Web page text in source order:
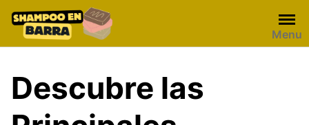
content
Menu
Descubre las